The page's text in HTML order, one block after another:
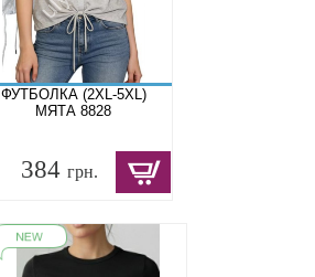
ФУТБОЛКА (2XL-5XL)
МЯТА 8828
384 грн.